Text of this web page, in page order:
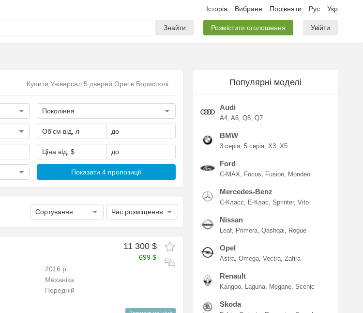
Історія Вибране Порівняти Рус Укр
Знайти Розмістити оголошення Увійти
Купити Універсал 5 дверей Opel в Борисполі
Покоління
Об'єм від, л до
Ціна від, $ до
Показати 4 пропозиції
Сортування Час розміщення
11 300 $
-699 $
2016 р.
Механіка
Передній
Популярні моделі
Audi
A4 A6 Q5 Q7
BMW
3 серія 5 серія X3 X5
Ford
C-MAX Focus Fusion Mondeo
Mercedes-Benz
C-Класс E-Клас Sprinter Vito
Nissan
Leaf Primera Qashqai Rogue
Opel
Astra Omega Vectra Zafira
Renault
Kangoo Laguna Megane Scenic
Skoda